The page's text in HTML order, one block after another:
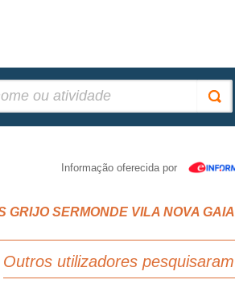
Informação oferecida por
SERMONDE VILA NOVA GAIA
Outros utilizadores pesquisaram